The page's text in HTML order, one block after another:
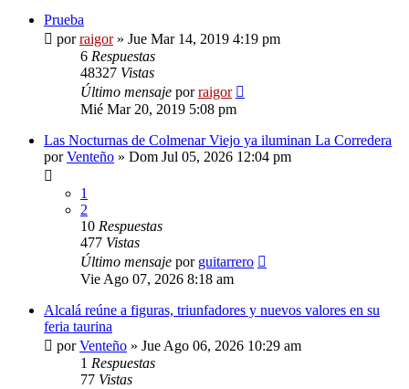
Prueba
porraigor» Jue Mar 14, 2019 4:19 pm
6 Respuestas
48327 Vistas
Último mensaje porraigor
Mié Mar 20, 2019 5:08 pm
Las Nocturnas de Colmenar Viejo ya iluminan La Corredera
porVenteño » Dom Jul 05, 2026 12:04 pm
1
2
10 Respuestas
477 Vistas
Último mensaje por guitarrero
Vie Ago 07, 2026 8:18 am
Alcalá reúne a figuras, triunfadores y nuevos valores en su
feria taurina
porVenteño » Jue Ago 06, 2026 10:29 am
1 Respuestas
77 Vistas